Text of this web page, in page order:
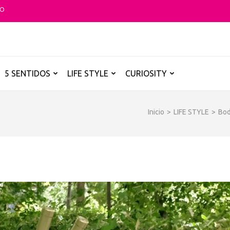
5 SENTIDOS LIFE STYLE CURIOSITY
Inicio > LIFE STYLE >